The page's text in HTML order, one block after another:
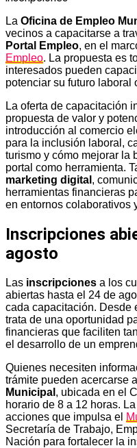
La Oficina de Empleo
vecinos a capacitarse a
Portal Empleo, en el
Empleo. La propuesta es
interesados pueden
potenciar su futuro laboral
La oferta de capacitación
propuesta de valor y
introducción al comercio
para la inclusión laboral,
turismo y cómo mejorar la
portal como herramienta.
marketing digital ,
herramientas financieras
en entornos colaborativos
Inscripciones
agosto
Las inscripciones a los
abiertas hasta el 24 de
cada capacitación. Desde
trata de una oportunidad
financieras que faciliten
el desarrollo de un
Quienes necesiten
trámite pueden acercarse
Municipal , ubicada en el
horario de 8 a 12 horas.
acciones que impulsa el
Secretaría de Trabajo,
Nación para fortalecer la